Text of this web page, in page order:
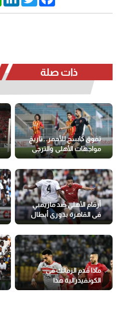
ذات صلة
تفوق كاسح للأحمر.. تاريخ
مواجهات الأهلي والترجي
أرقام الأهلي ضد مازيمبي
في القاهرة بدوري أبطال
إفريقيا
ماذا قدم الزمالك في
الكونفيدرالية هذا
الموسم؟